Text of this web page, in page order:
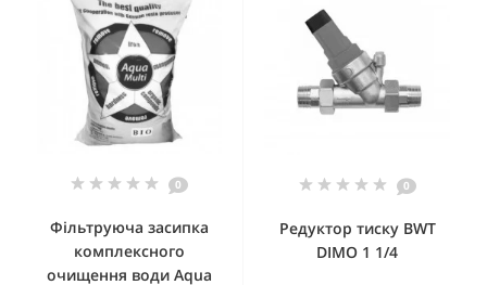
0
Фільтруюча засипка
комплексного
очищення води Aqua
0
Редуктор тиску BWT
DIMO 1 1/4